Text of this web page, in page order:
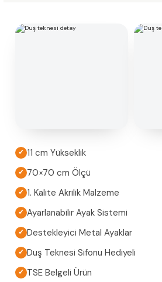
✓ 11 cm Yükseklik
✓ 70×70 cm Ölçü
✓ 1. Kalite Akrilik Malzeme
✓ Ayarlanabilir Ayak Sistemi
✓ Destekleyici Metal Ayaklar
✓ Duş Teknesi Sifonu Hediyeli
✓ TSE Belgeli Ürün